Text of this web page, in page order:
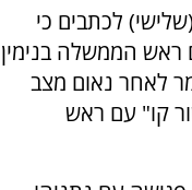
לכתבים כי
ראש הממשלה בנימין
לאחר נאום מצב
קו" עם ראש